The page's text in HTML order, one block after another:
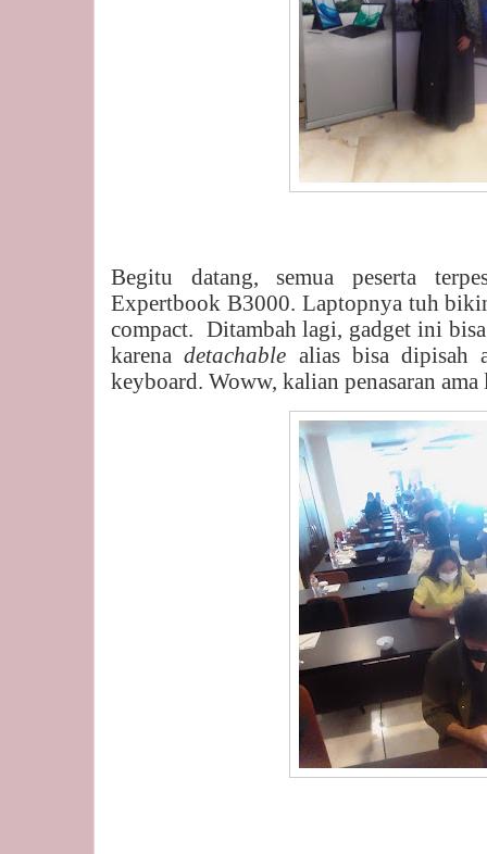
Begitu datang, semua peserta
Expertbook B3000. Laptopnya tuh
compact. Ditambah lagi, gadget ini
karenadetachable alias bisa dipisah
keyboard. Woww, kalian penasaran